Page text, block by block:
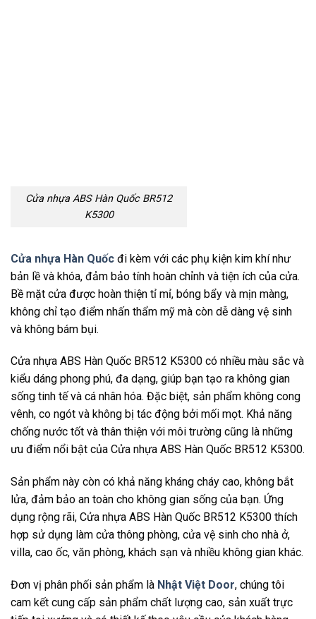
Cửa nhựa ABS Hàn Quốc BR512
K5300
Cửa nhựa Hàn Quốc đi kèm với các phụ kiện kim khí như
bản lề và khóa, đảm bảo tính hoàn chỉnh và tiện ích của cửa.
Bề mặt cửa được hoàn thiện tỉ mỉ, bóng bẩy và mịn màng,
không chỉ tạo điểm nhấn thẩm mỹ mà còn dễ dàng vệ sinh
và không bám bụi.
Cửa nhựa ABS Hàn Quốc BR512 K5300 có nhiều màu sắc và
kiểu dáng phong phú, đa dạng, giúp bạn tạo ra không gian
sống tinh tế và cá nhân hóa. Đặc biệt, sản phẩm không cong
vênh, co ngót và không bị tác động bởi mối mọt. Khả năng
chống nước tốt và thân thiện với môi trường cũng là những
ưu điểm nổi bật của Cửa nhựa ABS Hàn Quốc BR512 K5300.
Sản phẩm này còn có khả năng kháng cháy cao, không bắt
lửa, đảm bảo an toàn cho không gian sống của bạn. Ứng
dụng rộng rãi, Cửa nhựa ABS Hàn Quốc BR512 K5300 thích
hợp sử dụng làm cửa thông phòng, cửa vệ sinh cho nhà ở,
villa, cao ốc, văn phòng, khách sạn và nhiều không gian khác.
Đơn vị phân phối sản phẩm là Nhật Việt Door, chúng tôi
cam kết cung cấp sản phẩm chất lượng cao, sản xuất trực